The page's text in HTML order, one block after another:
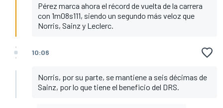
Pérez marca ahora el récord de vuelta de la carrera
con 1m08s111, siendo un segundo más veloz que
Norris, Sainz y Leclerc.
10:06
Norris, por su parte, se mantiene a seis décimas de
Sainz, por lo que tiene el beneficio del DRS.